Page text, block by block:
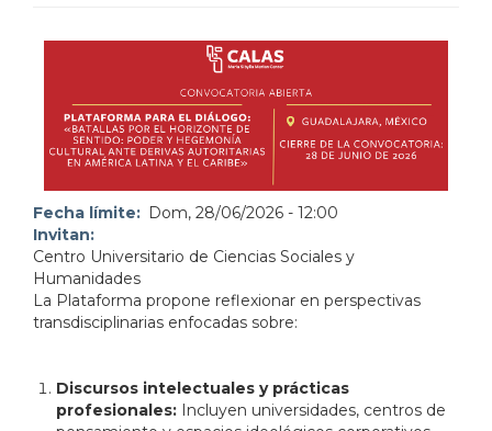
Fecha límite
Dom, 28/06/2026 - 12:00
Invitan
Centro Universitario de Ciencias Sociales y
Humanidades
La Plataforma propone reflexionar en perspectivas
transdisciplinarias enfocadas sobre:
Discursos intelectuales y prácticas
profesionales: Incluyen universidades, centros de